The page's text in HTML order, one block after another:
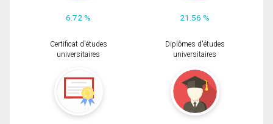
6.72 % 21.56 %
Certificat d'études
universitaires
Diplômes d'études
universitaires